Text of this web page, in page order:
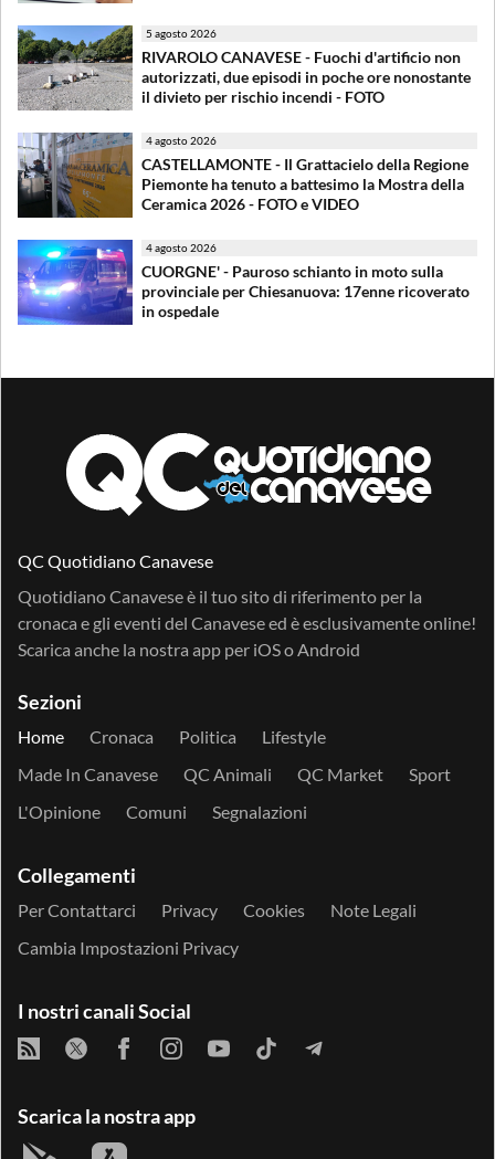
5 agosto 2026
RIVAROLO CANAVESE - Fuochi d'artificio non
autorizzati, due episodi in poche ore nonostante
il divieto per rischio incendi - FOTO
4 agosto 2026
CASTELLAMONTE - Il Grattacielo della Regione
Piemonte ha tenuto a battesimo la Mostra della
Ceramica 2026 - FOTO e VIDEO
4 agosto 2026
CUORGNE' - Pauroso schianto in moto sulla
provinciale per Chiesanuova: 17enne ricoverato
in ospedale
QC Quotidiano Canavese
Quotidiano Canavese è il tuo sito di riferimento per la
cronaca e gli eventi del Canavese ed è esclusivamente online!
Scarica anche la nostra app per iOSo Android
Sezioni
Home Cronaca Politica
Lifestyle
Made In Canavese
QC Animali QC Market
Sport
L'Opinione
Comuni Segnalazioni
Collegamenti
Per Contattarci Privacy Cookies
Note Legali
Cambia Impostazioni Privacy
I nostri canali Social
Scarica la nostra app